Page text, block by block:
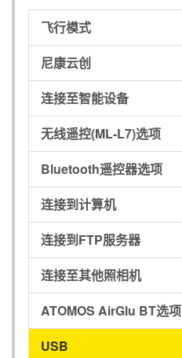
飞行模式
尼康云创
连接至智能设备
无线遥控(ML-L7)选项
Bluetooth遥控器选项
连接到计算机
连接到FTP服务器
连接至其他照相机
ATOMOS AirGlu BT选项
USB